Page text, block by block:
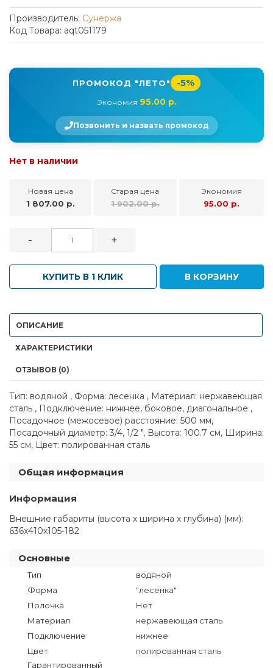
Производитель: Сунержа
Код Товара: aqt051179
ПРОМОКОД "ЛЕТО" -5%
Экономия 95.00 р.
Позвонить и назвать промокод
Нет в наличии
Новая цена
1 807.00 р.
Старая цена
1 902.00 р.
Экономия
95.00 р.
- +
КУПИТЬ В 1 КЛИК В КОРЗИНУ
ОПИСАНИЕ
ХАРАКТЕРИСТИКИ
ОТЗЫВОВ (0)
Тип: водяной , Форма: лесенка , Материал: нержавеющая
сталь , Подключение: нижнее, боковое, диагональное ,
Посадочное (межосевое) расстояние: 500 мм,
Посадочный диаметр: 3/4, 1/2 ", Высота: 100.7 см, Ширина:
55 см, Цвет: полированная сталь
Общая информация
Информация
Внешние габариты (высота х ширина х глубина) (мм):
636x410x105-182
Основные
Тип
водяной
Форма
"лесенка"
Полочка
Нет
Материал
нержавеющая сталь
Подключение
нижнее
Цвет
полированная сталь
Гарантированный